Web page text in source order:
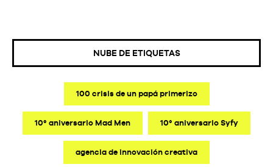
NUBE DE ETIQUETAS
100 crisis de un papá primerizo
10º aniversario Mad Men 10º aniversario Syfy
agencia de innovación creativa